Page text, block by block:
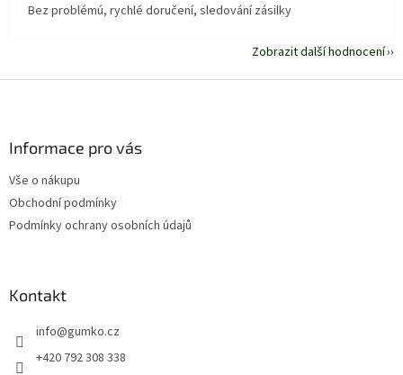
Bez problémú, rychlé doručení, sledování zásilky
Zobrazit další hodnocení
Informace pro vás
Vše o nákupu
Obchodní podmínky
Podmínky ochrany osobních údajů
Kontakt
info@gumko.cz
+420 792 308 338